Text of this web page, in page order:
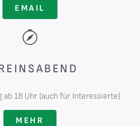
EMAIL
ab 18 Uhr (auch für Interessierte)
MEHR